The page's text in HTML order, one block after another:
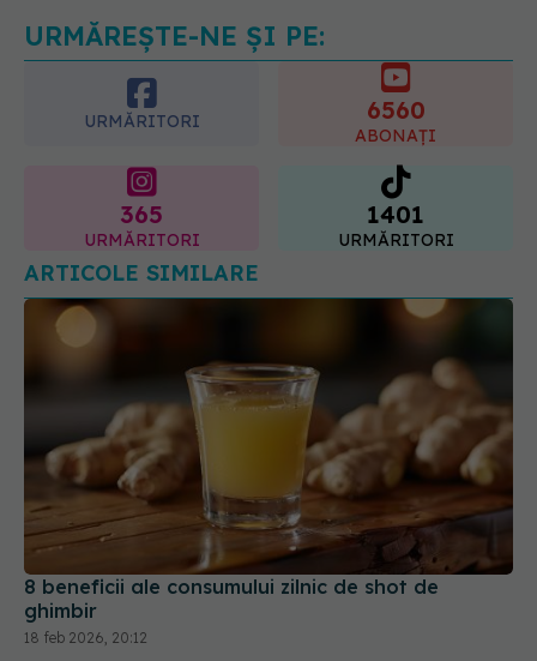
URMĂREȘTE-NE ȘI PE:
URMĂRITORI 6560
ABONAȚI
365
URMĂRITORI
1401
URMĂRITORI
ARTICOLE SIMILARE
8 beneficii ale consumului zilnic de shot de
ghimbir
18 feb 2026, 20:12